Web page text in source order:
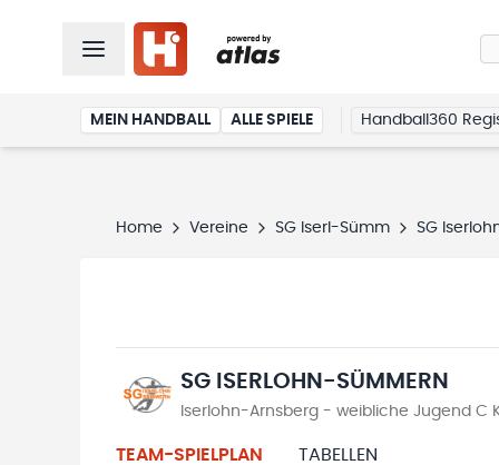
MEIN HANDBALL ALLE SPIELE Handball360
Home Vereine SG Iserl-Sümm SG
SG ISERLOHN-SÜMMERN
Iserlohn-Arnsberg - weibliche Jugend C
TEAM-SPIELPLAN TABELLEN